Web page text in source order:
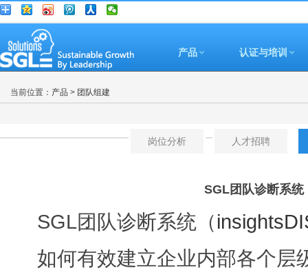
产品 认证与培训
当前位置： 产品 > 团队组建
岗位分析 人才招聘
SGL团队诊断系
SGL团队诊断系统（
如何有效建立企业内部各个层